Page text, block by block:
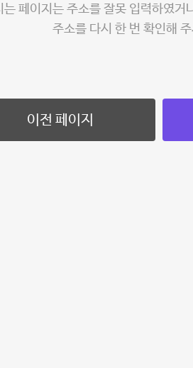
는 페이지는 주소를 잘못 입력하였거
주소를 다시 한 번 확인해
이전 페이지